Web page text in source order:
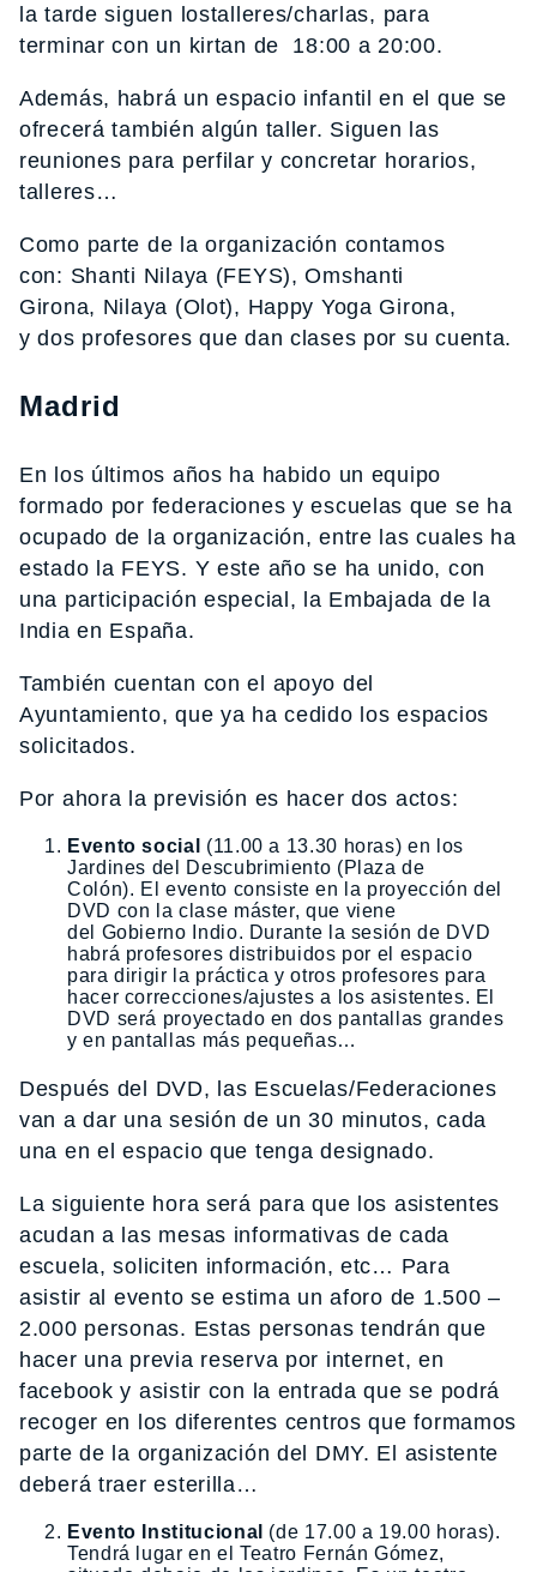
la tarde siguen lostalleres/charlas, para
terminar con un kirtan de 18:00 a 20:00.
Además, habrá un espacio infantil en el que se
ofrecerá también algún taller. Siguen las
reuniones para perfilar y concretar horarios,
talleres…
Como parte de la organización contamos
con: Shanti Nilaya (FEYS), Omshanti
Girona, Nilaya (Olot), Happy Yoga Girona,
y dos profesores que dan clases por su cuenta.
Madrid
En los últimos años ha habido un equipo
formado por federaciones y escuelas que se ha
ocupado de la organización, entre las cuales ha
estado la FEYS. Y este año se ha unido, con
una participación especial, la Embajada de la
India en España.
También cuentan con el apoyo del
Ayuntamiento, que ya ha cedido los espacios
solicitados.
Por ahora la previsión es hacer dos actos:
Evento social (11.00 a 13.30 horas) en los
Jardines del Descubrimiento (Plaza de
Colón). El evento consiste en la proyección del
DVD con la clase máster, que viene
del Gobierno Indio. Durante la sesión de DVD
habrá profesores distribuidos por el espacio
para dirigir la práctica y otros profesores para
hacer correcciones/ajustes a los asistentes. El
DVD será proyectado en dos pantallas grandes
y en pantallas más pequeñas…
Después del DVD, las Escuelas/Federaciones
van a dar una sesión de un 30 minutos, cada
una en el espacio que tenga designado.
La siguiente hora será para que los asistentes
acudan a las mesas informativas de cada
escuela, soliciten información, etc… Para
asistir al evento se estima un aforo de 1.500 –
2.000 personas. Estas personas tendrán que
hacer una previa reserva por internet, en
facebook y asistir con la entrada que se podrá
recoger en los diferentes centros que formamos
parte de la organización del DMY. El asistente
deberá traer esterilla…
Evento Institucional (de 17.00 a 19.00 horas).
Tendrá lugar en el Teatro Fernán Gómez,